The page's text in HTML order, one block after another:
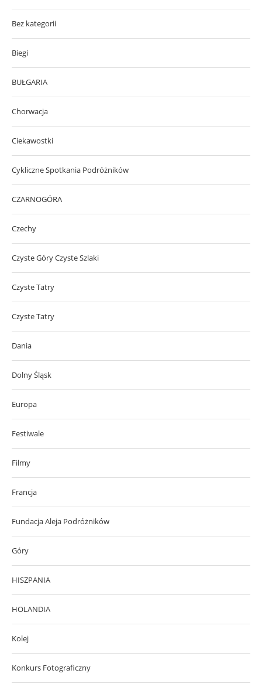
Bez kategorii
Biegi
BUŁGARIA
Chorwacja
Ciekawostki
Cykliczne Spotkania Podróżników
CZARNOGÓRA
Czechy
Czyste Góry Czyste Szlaki
Czyste Tatry
Czyste Tatry
Dania
Dolny Śląsk
Europa
Festiwale
Filmy
Francja
Fundacja Aleja Podróżników
Góry
HISZPANIA
HOLANDIA
Kolej
Konkurs Fotograficzny